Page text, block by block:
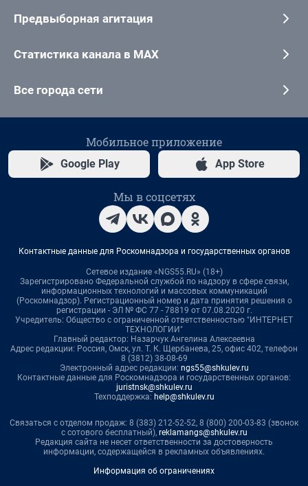
Предвыборная агитация
Статистика канала в MAX
Все города сети
Мобильное приложение
Google Play App Store
Мы в соцсетях
Контактные данные для Роскомнадзора и государственных органов
Сетевое издание «NGS55.RU» (18+)
Зарегистрировано Федеральной службой по надзору в сфере связи,
информационных технологий и массовых коммуникаций
(Роскомнадзор). Регистрационный номер и дата принятия решения о
регистрации - ЭЛ № ФС 77 - 78819 от 07.08.2020 г.
Учредитель: Общество с ограниченной ответственностью "ИНТЕРНЕТ
ТЕХНОЛОГИИ"
Главный редактор: Назарчук Ангелина Алексеевна
Адрес редакции: Россия, Омск, ул. Т. К. Щербанева, 25, офис 402, телефон
8 (3812) 38-08-69
Электронный адрес редакции: ngs55@shkulev.ru
Контактные данные для Роскомнадзора и государственных органов:
juristnsk@shkulev.ru
Техподдержка: help@shkulev.ru
Связаться с отделом продаж: 8 (383) 212-52-52, 8 (800) 200-03-83 (звонок
с сотового бесплатный), reklamangs@shkulev.ru
Редакция сайта не несет ответственности за достоверность
информации, содержащейся в рекламных объявлениях.
Информация об ограничениях